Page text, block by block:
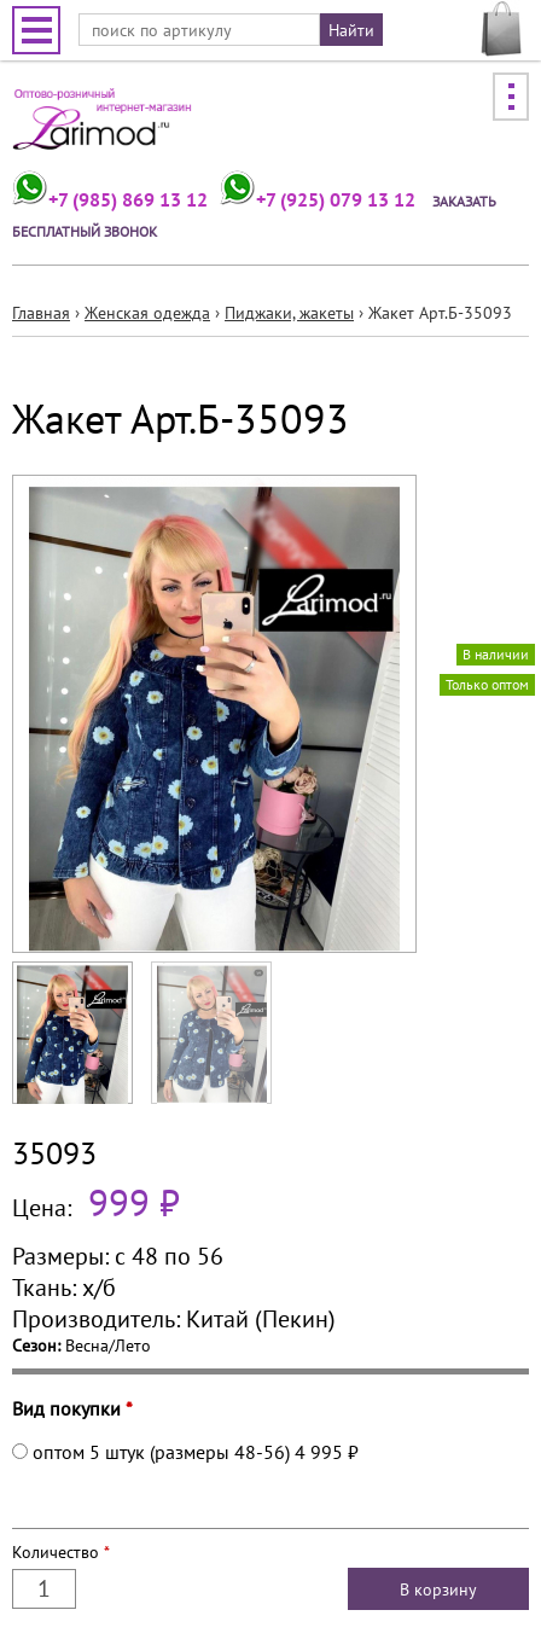
Jump to navigation
+7 (985) 869 13 12 +7 (925) 079 13 12
ЗАКАЗАТЬ
БЕСПЛАТНЫЙ ЗВОНОК
здесь
Главная › Женская одежда › Пиджаки, жакеты › Жакет Арт.Б-35093
Жакет Арт.Б-35093
Только оптом
В наличии
35093
Цена: 999 ₽
Размеры: с 48 по 56
Ткань:х/б
Производитель: Китай (Пекин)
Сезон: Весна/Лето
Вид покупки *
оптом 5 штук (размеры 48-56) 4 995 ₽
Количество *